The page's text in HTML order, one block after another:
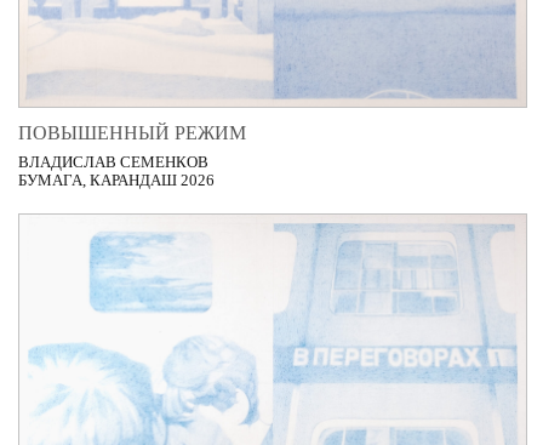
ПОВЫШЕННЫЙ РЕЖИМ
ВЛАДИСЛАВ СЕМЕНКОВ
БУМАГА, КАРАНДАШ 2026